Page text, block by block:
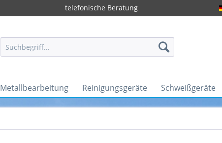
telefonische Beratung
Metallbearbeitung Reinigungsgeräte Schweißgeräte